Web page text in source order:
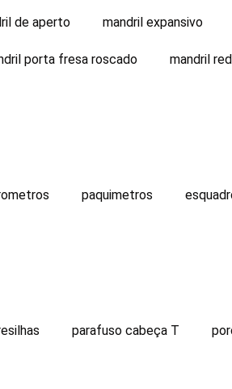
de aperto mandril expansivo
porta fresa roscado mandril
paquimetros
parafuso cabeça T